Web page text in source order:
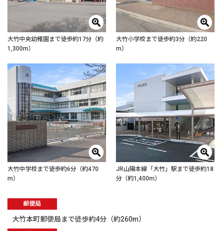
大竹中央幼稚園まで徒歩約17分（約
1,300m）
大竹小学校まで徒歩約3分（約220
m）
大竹中学校まで徒歩約6分（約470
m）
JR山陽本線「大竹」駅まで徒歩約18
分（約1,400m）
郵便局
大竹本町郵便局まで徒歩約4分（約260m）